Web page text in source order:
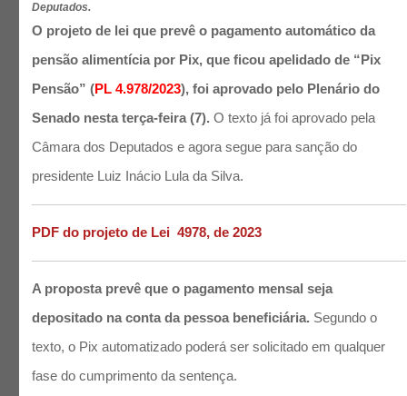
Deputados.
O projeto de lei que prevê o pagamento automático da
pensão alimentícia por Pix, que ficou apelidado de “Pix
Pensão” (PL 4.978/2023), foi aprovado pelo Plenário do
Senado nesta terça-feira (7). O texto já foi aprovado pela
Câmara dos Deputados e agora segue para sanção do
presidente Luiz Inácio Lula da Silva.
PDF do projeto de Lei 4978, de 2023
A proposta prevê que o pagamento mensal seja
depositado na conta da pessoa beneficiária. Segundo o
texto, o Pix automatizado poderá ser solicitado em qualquer
fase do cumprimento da sentença.